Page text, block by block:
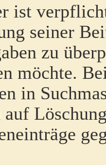
ist
seiner
zu
möchte.
in